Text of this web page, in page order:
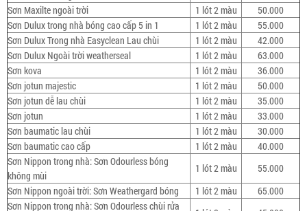
Sơn Maxilte ngoài trời
1 lót 2 màu
50.000
Sơn Dulux trong nhà bóng cao cấp 5 in 1
1 lót 2 màu
55.000
Sơn Dulux Trong nhà Easyclean Lau chùi
1 lót 2 màu
42.000
Sơn Dulux Ngoài trời weatherseal
1 lót 2 màu
63.000
Sơn kova
1 lót 2 màu
36.000
Sơn jotun majestic
1 lót 2 màu
50.000
Sơn jotun dễ lau chùi
1 lót 2 màu
35.000
Sơn jotun
1 lót 2 màu
33.000
Sơn baumatic lau chùi
1 lót 2 màu
30.000
Sơn baumatic cao cấp
1 lót 2 màu
40.000
Sơn Nippon trong nhà: Sơn Odourless bóng
không mùi
1 lót 2 màu
55.000
Sơn Nippon ngoài trời: Sơn Weathergard bóng
1 lót 2 màu
65.000
Sơn Nippon trong nhà: Sơn Odourless chùi rửa